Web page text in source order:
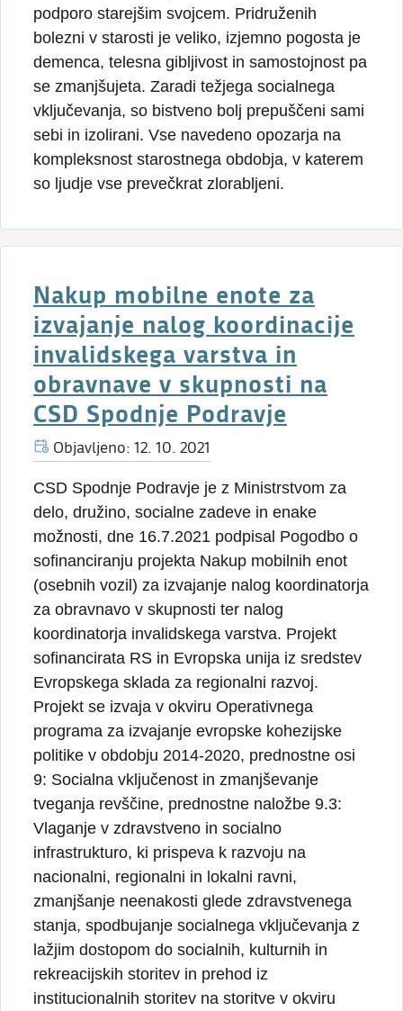
podporo starejšim svojcem. Pridruženih
bolezni v starosti je veliko, izjemno pogosta je
demenca, telesna gibljivost in samostojnost pa
se zmanjšujeta. Zaradi težjega socialnega
vključevanja, so bistveno bolj prepuščeni sami
sebi in izolirani. Vse navedeno opozarja na
kompleksnost starostnega obdobja, v katerem
so ljudje vse prevečkrat zlorabljeni.
Nakup mobilne enote za
izvajanje nalog koordinacije
invalidskega varstva in
obravnave v skupnosti na
CSD Spodnje Podravje
Objavljeno: 12. 10. 2021
CSD Spodnje Podravje je z Ministrstvom za
delo, družino, socialne zadeve in enake
možnosti, dne 16.7.2021 podpisal Pogodbo o
sofinanciranju projekta Nakup mobilnih enot
(osebnih vozil) za izvajanje nalog koordinatorja
za obravnavo v skupnosti ter nalog
koordinatorja invalidskega varstva. Projekt
sofinancirata RS in Evropska unija iz sredstev
Evropskega sklada za regionalni razvoj.
Projekt se izvaja v okviru Operativnega
programa za izvajanje evropske kohezijske
politike v obdobju 2014-2020, prednostne osi
9: Socialna vključenost in zmanjševanje
tveganja revščine, prednostne naložbe 9.3:
Vlaganje v zdravstveno in socialno
infrastrukturo, ki prispeva k razvoju na
nacionalni, regionalni in lokalni ravni,
zmanjšanje neenakosti glede zdravstvenega
stanja, spodbujanje socialnega vključevanja z
lažjim dostopom do socialnih, kulturnih in
rekreacijskih storitev in prehod iz
institucionalnih storitev na storitve v okviru